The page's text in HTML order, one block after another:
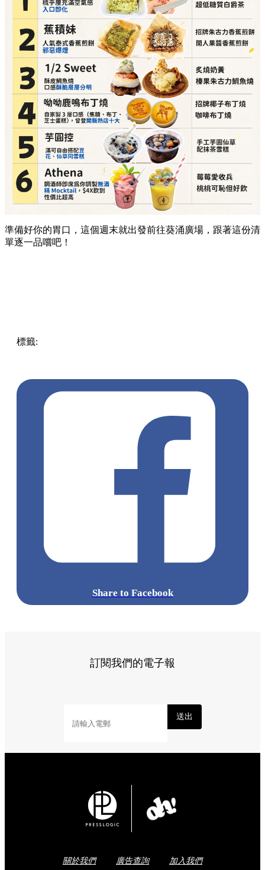
準備好你的胃口，這個週末就出發前往葵涌廣場，跟著這份清
單逐一品嚐吧！
標籤:
Share to Facebook
訂閱我們的電子報
送出
關於我們 廣告查詢 加入我們